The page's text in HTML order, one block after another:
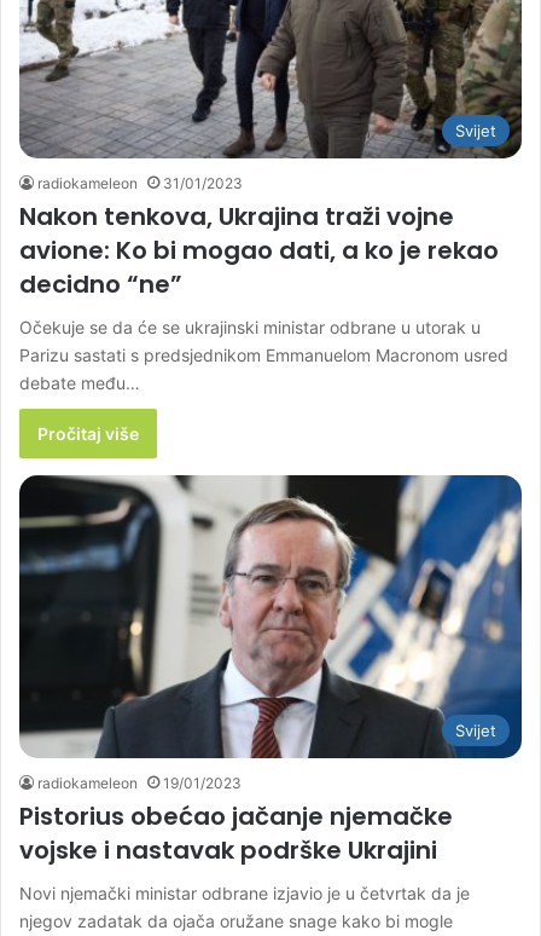
Svijet
radiokameleon 31/01/2023
Nakon tenkova, Ukrajina traži vojne
avione: Ko bi mogao dati, a ko je rekao
decidno “ne”
Očekuje se da će se ukrajinski ministar odbrane u utorak u
Parizu sastati s predsjednikom Emmanuelom Macronom usred
debate među…
Pročitaj više
Svijet
radiokameleon 19/01/2023
Pistorius obećao jačanje njemačke
vojske i nastavak podrške Ukrajini
Novi njemački ministar odbrane izjavio je u četvrtak da je
njegov zadatak da ojača oružane snage kako bi mogle